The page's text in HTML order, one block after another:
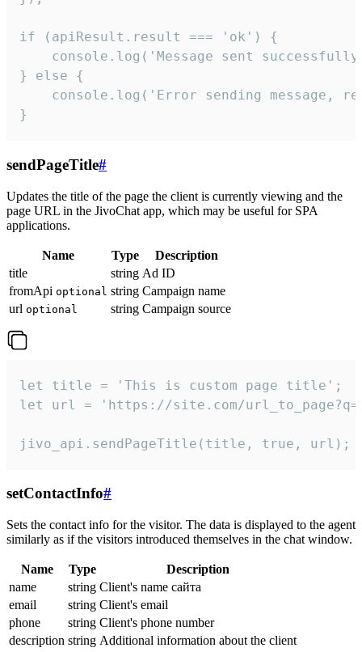
if (apiResult.result === 'ok') {
console.log('Message sent
} else {
console.log('Error sending message,
}
sendPageTitle#
Updates the title of the page the client is currently viewing and the
page URL in the JivoChat app, which may be useful for SPA
applications.
Name Type
Description
title
string Ad ID
fromApi optional string Campaign name
url optional string Campaign source
let title = 'This is custom page title';
let url = 'https://site.com/
jivo_api.sendPageTitle(title, true, url);
setContactInfo#
Sets the contact info for the visitor. The data is displayed to the agent
similarly as if the visitors introduced themselves in the chat window.
Name Type
Description
name
string Client's name сайта
email
string Client's email
phone
string Client's phone number
description string Additional information about the client